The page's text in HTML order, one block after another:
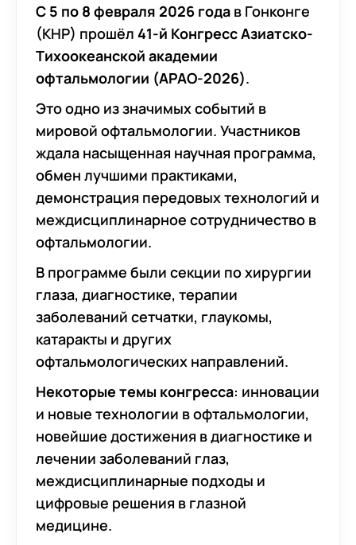
С 5 по 8 февраля 2026 года в Гонконге
(КНР) прошёл 41-й Конгресс Азиатско-
Тихоокеанской академии
офтальмологии (APAO-2026).
Это одно из значимых событий в
мировой офтальмологии. Участников
ждала насыщенная научная программа,
обмен лучшими практиками,
демонстрация передовых технологий и
междисциплинарное сотрудничество в
офтальмологии.
В программе были секции по хирургии
глаза, диагностике, терапии
заболеваний сетчатки, глаукомы,
катаракты и других
офтальмологических направлений.
Некоторые темы конгресса: инновации
и новые технологии в офтальмологии,
новейшие достижения в диагностике и
лечении заболеваний глаз,
междисциплинарные подходы и
цифровые решения в глазной
медицине.